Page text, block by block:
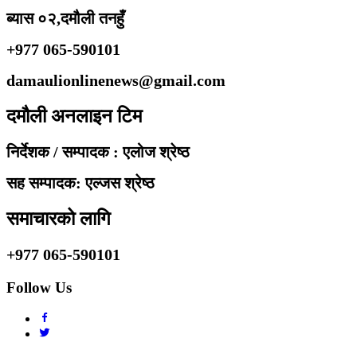
ब्यास ०२,दमौली तनहुँ
+977 065-590101
damaulionlinenews@gmail.com
दमौली अनलाइन टिम
निर्देशक / सम्पादक : एलोज श्रेष्ठ
सह सम्पादक: एल्जस श्रेष्ठ
समाचारको लागि
+977 065-590101
Follow Us